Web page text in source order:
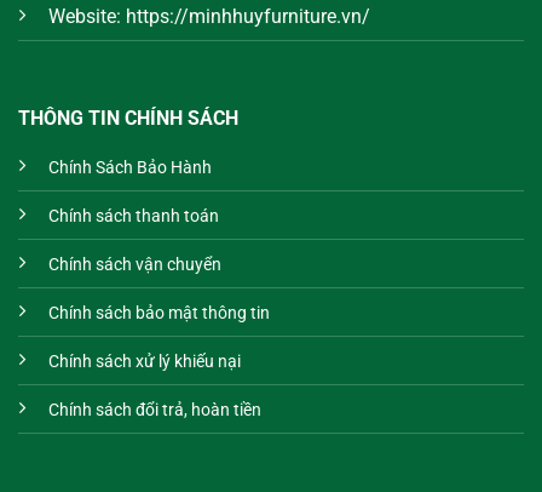
Website: https://minhhuyfurniture.vn/
THÔNG TIN CHÍNH SÁCH
Chính Sách Bảo Hành
Chính sách thanh toán
Chính sách vận chuyển
Chính sách bảo mật thông tin
Chính sách xử lý khiếu nại
Chính sách đổi trả, hoàn tiền